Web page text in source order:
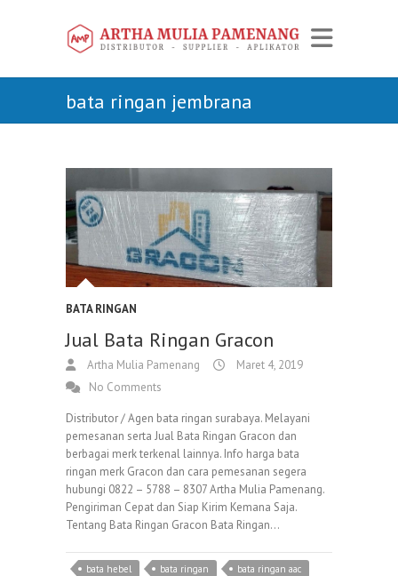
bata ringan jembrana
BATA RINGAN
Jual Bata Ringan Gracon
Artha Mulia Pamenang
Maret 4, 2019
No Comments
Distributor / Agen bata ringan surabaya. Melayani
pemesanan serta Jual Bata Ringan Gracon dan
berbagai merk terkenal lainnya. Info harga bata
ringan merk Gracon dan cara pemesanan segera
hubungi 0822 – 5788 – 8307 Artha Mulia Pamenang.
Pengiriman Cepat dan Siap Kirim Kemana Saja.
Tentang Bata Ringan Gracon Bata Ringan…
bata hebel bata ringan
bata ringan aac